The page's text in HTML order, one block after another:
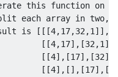
this function on
each array in two,
is [[[4,17,32,1]],